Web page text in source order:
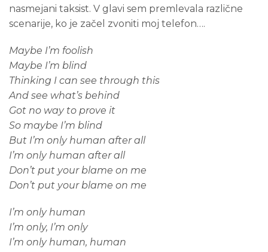
nasmejani taksist. V glavi sem premlevala različne
scenarije, ko je začel zvoniti moj telefon….
Maybe I’m foolish
Maybe I’m blind
Thinking I can see through this
And see what’s behind
Got no way to prove it
So maybe I’m blind
But I’m only human after all
I’m only human after all
Don’t put your blame on me
Don’t put your blame on me
I’m only human
I’m only, I’m only
I’m only human, human